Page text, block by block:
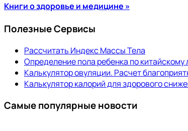
Книги о здоровье и медицине »
Полезные Сервисы
Рассчитать Индекс Массы Тела
Определение пола ребенка по
Калькулятор овуляции. Расчет
Калькулятор калорий для здорового
Самые популярные новости